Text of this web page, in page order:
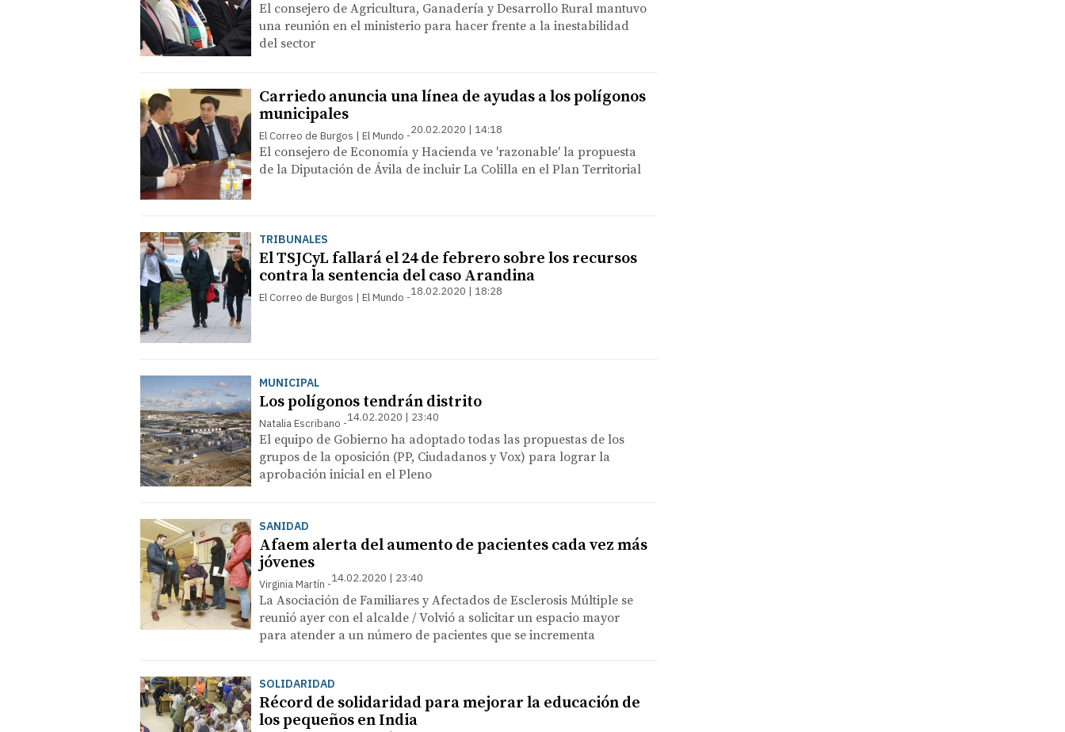
El consejero de Agricultura, Ganadería y Desarrollo Rural mantuvo
una reunión en el ministerio para hacer frente a la inestabilidad
del sector
Carriedo anuncia una línea de ayudas a los polígonos
municipales
El Correo de Burgos | El Mundo 20.02.2020 | 14:18
El consejero de Economía y Hacienda ve 'razonable' la propuesta
de la Diputación de Ávila de incluir La Colilla en el Plan Territorial
TRIBUNALES
El TSJCyL fallará el 24 de febrero sobre los recursos
contra la sentencia del caso Arandina
El Correo de Burgos | El Mundo 18.02.2020 | 18:28
MUNICIPAL
Los polígonos tendrán distrito
Natalia Escribano 14.02.2020 | 23:40
El equipo de Gobierno ha adoptado todas las propuestas de los
grupos de la oposición (PP, Ciudadanos y Vox) para lograr la
aprobación inicial en el Pleno
SANIDAD
Afaem alerta del aumento de pacientes cada vez más
jóvenes
Virginia Martín 14.02.2020 | 23:40
La Asociación de Familiares y Afectados de Esclerosis Múltiple se
reunió ayer con el alcalde / Volvió a solicitar un espacio mayor
para atender a un número de pacientes que se incrementa
SOLIDARIDAD
Récord de solidaridad para mejorar la educación de
los pequeños en India